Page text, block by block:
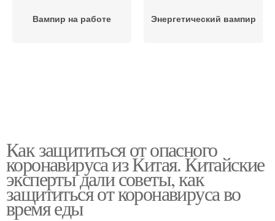
Вампир на работе Энергетический вампир
Как защититься от опасного
коронавируса из Китая. Китайские
эксперты дали советы, как
защититься от коронавируса во
время еды